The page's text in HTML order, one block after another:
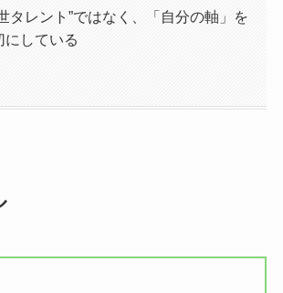
タレント”ではなく、「自分の軸」を
にしている